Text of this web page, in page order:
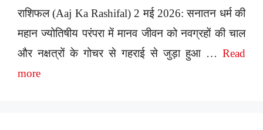
राशिफल (Aaj Ka Rashifal) 2 मई 2026: सनातन धर्म की
महान ज्योतिषीय परंपरा में मानव जीवन को नवग्रहों की चाल
और नक्षत्रों के गोचर से गहराई से जुड़ा हुआ … Read
more